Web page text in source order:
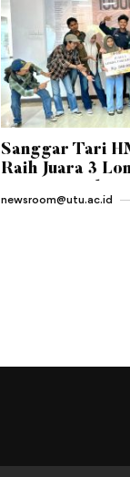
Sanggar Tari
Raih Juara 3
newsroom@utu.ac.id